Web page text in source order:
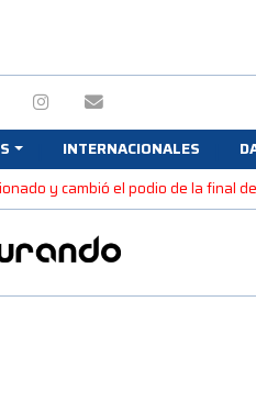
INTERNACIONALES
y cambió el podio de la final